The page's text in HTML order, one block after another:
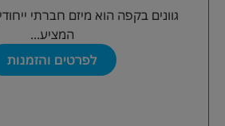
גוונים בקפה הוא מיזם חברתי
המציע...
לפרטים והזמנות